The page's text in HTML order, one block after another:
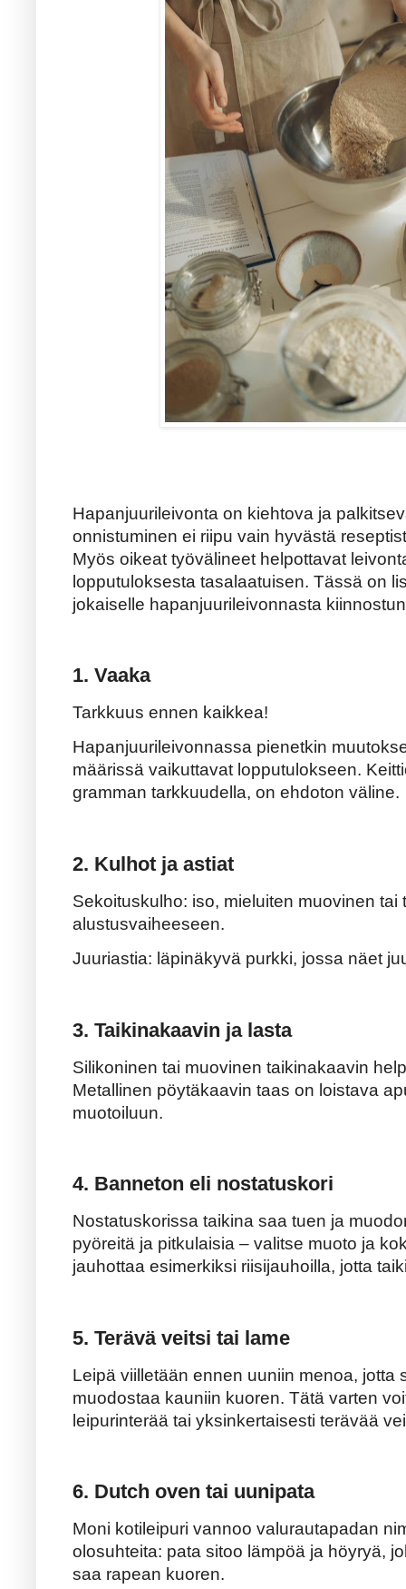
Hapanjuurileivonta on kiehtova ja
onnistuminen ei riipu vain hyvästä
Myös oikeat työvälineet helpottavat
lopputuloksesta tasalaatuisen. Tässä on
jokaiselle hapanjuurileivonnasta
1. Vaaka
Tarkkuus ennen kaikkea!
Hapanjuurileivonnassa pienetkin
määrissä vaikuttavat lopputulokseen.
gramman tarkkuudella, on ehdoton väline.
2. Kulhot ja astiat
Sekoituskulho: iso, mieluiten muovinen
alustusvaiheeseen.
Juuriastia: läpinäkyvä purkki, jossa näet
3. Taikinakaavin ja lasta
Silikoninen tai muovinen taikinakaavin
Metallinen pöytäkaavin taas on loistava
muotoiluun.
4. Banneton eli nostatuskori
Nostatuskorissa taikina saa tuen ja
pyöreitä ja pitkulaisia – valitse muoto ja
jauhottaa esimerkiksi riisijauhoilla, jotta
5. Terävä veitsi tai lame
Leipä viilletään ennen uuniin menoa, jotta
muodostaa kauniin kuoren. Tätä varten
leipurinterää tai yksinkertaisesti terävää
6. Dutch oven tai uunipata
Moni kotileipuri vannoo valurautapadan
olosuhteita: pata sitoo lämpöä ja höyryä,
saa rapean kuoren.